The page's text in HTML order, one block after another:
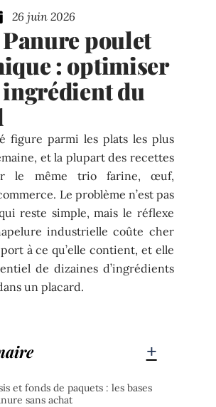
26 juin 2026
Panure poulet
: optimiser
du
figure parmi les plats les plus
et la plupart des recettes
le même trio farine, œuf,
Le problème n’est pas
reste simple, mais le réflexe
industrielle coûte cher
à ce qu’elle contient, et elle
de dizaines d’ingrédients
un placard.
et fonds de paquets : les bases
sans achat